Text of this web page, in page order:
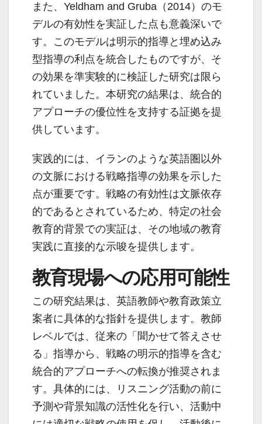
また、Yeldham and Gruba（2014）のモ
デルの有効性を実証した点も意義深いで
す。このモデルは明示的指導と埋め込み
型指導の利点を統合したものですが、そ
の効果を準実験的に検証した研究は限ら
れていました。本研究の結果は、統合的
アプローチの優位性を支持する証拠を提
供しています。
実践的には、イランのような英語圏以外
の文脈における戦略指導の効果を示した
点が重要です。戦略の有効性は文脈依存
的であるとされているため、特定の社会
教育的背景での実証は、その地域の教育
実践に直接的な示唆を提供します。
教育現場への応用可能性
この研究結果は、英語教師や教育政策立
案者に具体的な指針を提供します。教師
レベルでは、従来の「聞かせて答えさせ
る」指導から、戦略の明示的指導を含む
統合的アプローチへの転換が推奨されま
す。具体的には、リスニング活動の前に
予測や背景知識の活性化を行い、活動中